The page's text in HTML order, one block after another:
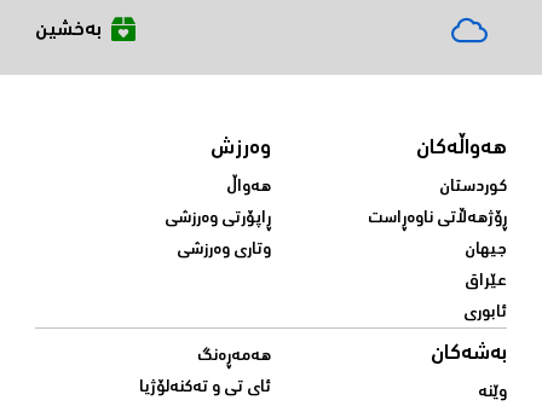
بەخشین
هەواڵەکان
کوردستان
ڕۆژهەڵاتی ناوەڕاست
جیهان
عێراق
ئابوری
وەرزش
هەواڵ
ڕاپۆرتی وەرزشی
وتاری وەرزشی
بەشەکان
وێنە
هەمەڕەنگ
ئای تی و تەکنەلۆژیا